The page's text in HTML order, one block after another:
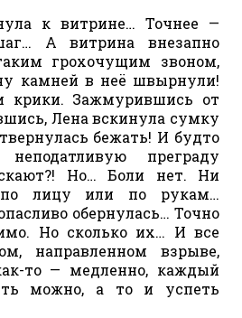
к витрине… Точнее —
А витрина внезапно
грохочущим звоном,
камней в неё швырнули!
крики. Зажмурившись от
Лена вскинула сумку
бежать! И будто
преграду
Но… Боли нет. Ни
по лицу или по рукам…
обернулась… Точно
Но сколько их… И все
направленном взрыве,
то — медленно, каждый
можно, а то и успеть